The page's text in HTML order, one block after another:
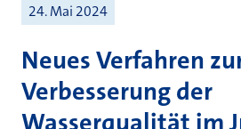
24. Mai 2024
Neues Verfahren
Verbesserung der